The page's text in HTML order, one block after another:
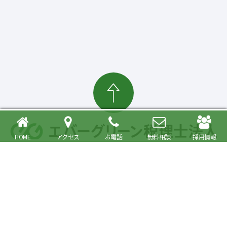
HOME アクセス お電話 無料相談 採用情報